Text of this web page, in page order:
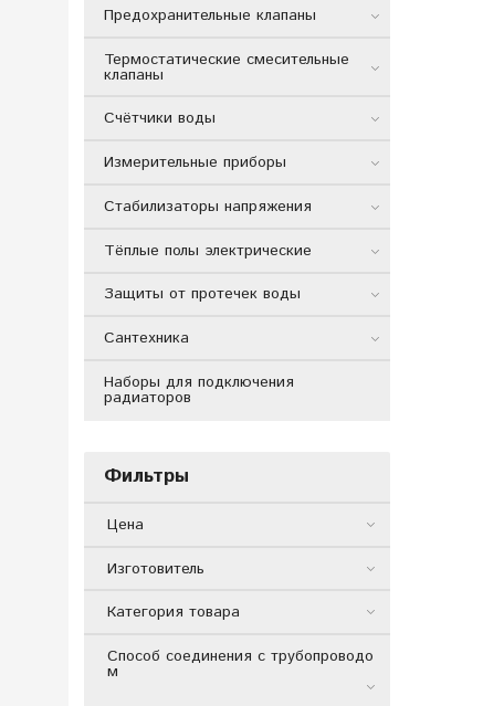
Предохранительные клапаны
Термостатические смесительные
клапаны
Счётчики воды
Измерительные приборы
Стабилизаторы напряжения
Тёплые полы электрические
Защиты от протечек воды
Сантехника
Наборы для подключения
радиаторов
Фильтры
Цена
Изготовитель
Категория товара
Способ соединения с трубопроводо
м